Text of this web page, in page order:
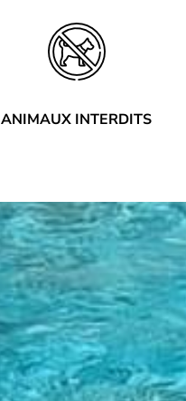
ANIMAUX INTERDITS